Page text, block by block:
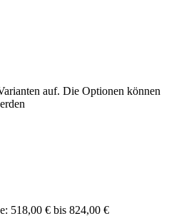
auf. Die Optionen können
518,00 € bis 824,00 €